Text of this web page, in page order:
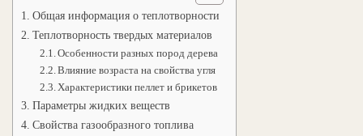
Общая информация о теплотворности
Теплотворность твердых материалов
Особенности разных пород дерева
Влияние возраста на свойства угля
Характеристики пеллет и брикетов
Параметры жидких веществ
Свойства газообразного топлива